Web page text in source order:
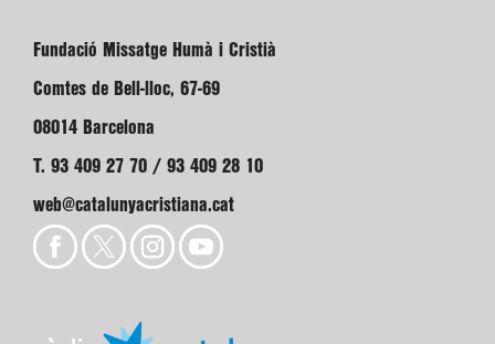
Fundació Missatge Humà i Cristià
Comtes de Bell-lloc, 67-69
08014 Barcelona
T. 93 409 27 70 / 93 409 28 10
web@catalunyacristiana.cat